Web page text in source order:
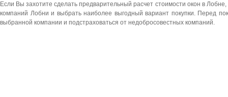
Если Вы захотите сделать предварительный расчет стоимости окон в
компаний Лобни и выбрать наиболее выгодный вариант покупки. Перед
выбранной компании и подстраховаться от недобросовестных компаний.